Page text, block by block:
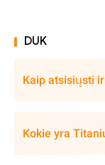
DUK
Kaip atsisiųsti
Kokie yra